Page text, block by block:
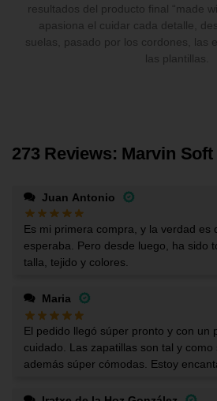
resultados del producto final “made
apasiona el cuidar cada detalle,
suelas, pasado por los cordones, las
las plantillas.
273 Reviews: Marvin Soft
Juan Antonio
Es mi primera compra, y la verdad es
esperaba. Pero desde luego, ha sido
talla, tejido y colores.
Maria
El pedido llegó súper pronto y con un
cuidado. Las zapatillas son tal y
además súper cómodas. Estoy